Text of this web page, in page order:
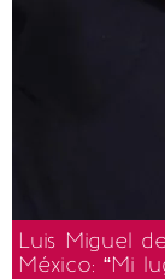
Luis Miguel
México: “Mi